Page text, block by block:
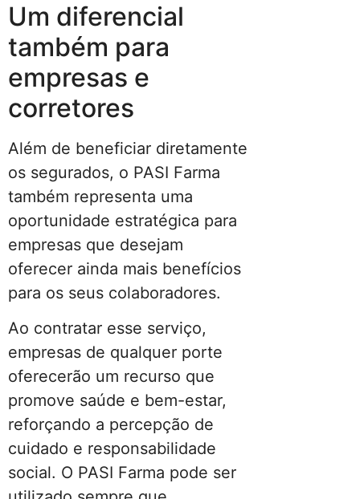
Um diferencial
também para
empresas e
corretores
Além de beneficiar diretamente
os segurados, o PASI Farma
também representa uma
oportunidade estratégica para
empresas que desejam
oferecer ainda mais benefícios
para os seus colaboradores.
Ao contratar esse serviço,
empresas de qualquer porte
oferecerão um recurso que
promove saúde e bem-estar,
reforçando a percepção de
cuidado e responsabilidade
social. O PASI Farma pode ser